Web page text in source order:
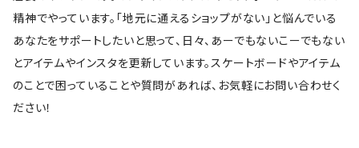
精神でやっています。「地元に通えるショップがない」と悩んでいる
あなたをサポートしたいと思って、日々、あーでもないこーでもない
とアイテムやインスタを更新しています。スケートボードやアイテム
のことで困っていることや質問があれば、お気軽にお問い合わせく
ださい！